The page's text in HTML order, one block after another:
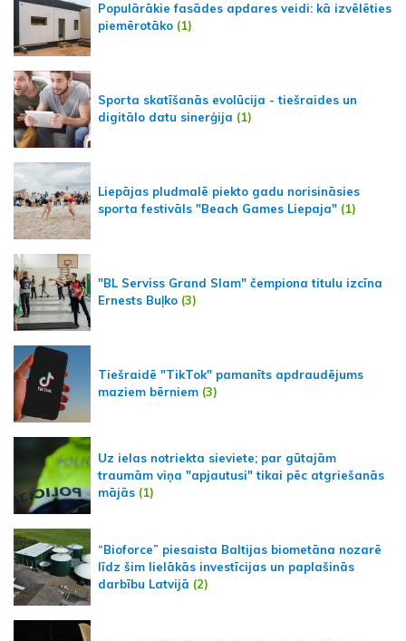
Populārākie fasādes apdares veidi: kā izvēlēties
piemērotāko (1)
Sporta skatīšanās evolūcija - tiešraides un
digitālo datu sinerģija (1)
Liepājas pludmalē piekto gadu norisināsies
sporta festivāls "Beach Games Liepaja" (1)
"BL Serviss Grand Slam" čempiona titulu izcīna
Ernests Buļko (3)
Tiešraidē "TikTok" pamanīts apdraudējums
maziem bērniem (3)
Uz ielas notriekta sieviete; par gūtajām
traumām viņa "apjautusi" tikai pēc atgriešanās
mājās (1)
“Bioforce” piesaista Baltijas biometāna nozarē
līdz šim lielākās investīcijas un paplašinās
darbību Latvijā (2)